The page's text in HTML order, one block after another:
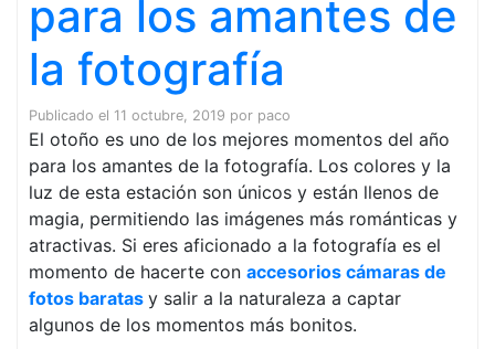
para los amantes de
la fotografía
Publicado el 11 octubre, 2019 por paco
El otoño es uno de los mejores momentos del año
para los amantes de la fotografía. Los colores y la
luz de esta estación son únicos y están llenos de
magia, permitiendo las imágenes más románticas y
atractivas. Si eres aficionado a la fotografía es el
momento de hacerte con accesorios cámaras de
fotos baratas y salir a la naturaleza a captar
algunos de los momentos más bonitos.